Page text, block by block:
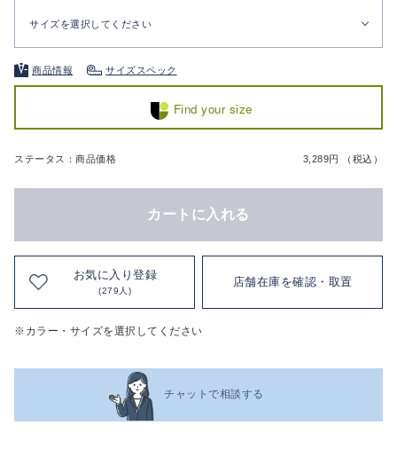
サイズを選択してください
商品情報 サイズスペック
Find your size
ステータス：商品価格 3,289円 （税込）
カートに入れる
お気に入り登録
(279人)
店舗在庫を確認・取置
※カラー・サイズを選択してください
チャットで相談する